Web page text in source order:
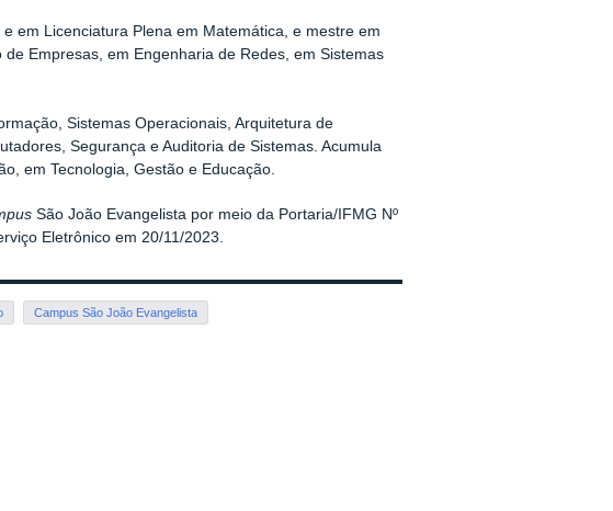
em Licenciatura Plena em Matemática, e mestre em
Empresas, em Engenharia de Redes, em Sistemas
Sistemas Operacionais, Arquitetura de
Segurança e Auditoria de Sistemas. Acumula
em Tecnologia, Gestão e Educação.
São João Evangelista por meio da Portaria/IFMG Nº
Eletrônico em 20/11/2023.
Campus São João Evangelista